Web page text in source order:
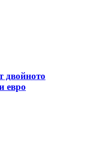
двойното
евро